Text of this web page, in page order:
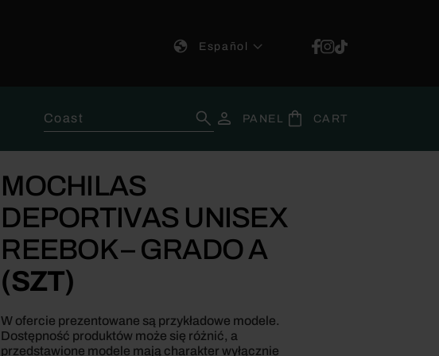
Español
Buscar: PANEL CART
MOCHILAS
DEPORTIVAS UNISEX
REEBOK – GRADO A
(SZT)
W ofercie prezentowane są przykładowe modele.
Dostępność produktów może się różnić, a
przedstawione modele mają charakter wyłącznie